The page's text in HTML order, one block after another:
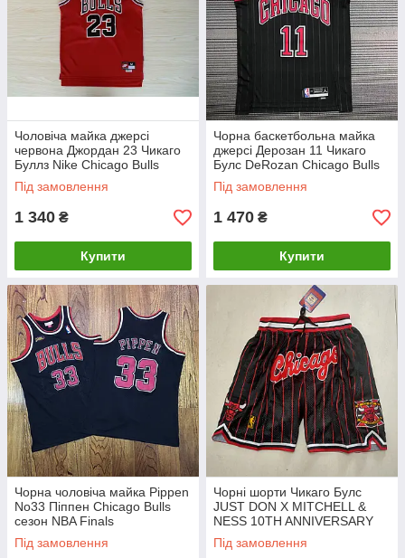
Чоловіча майка джерсі
червона Джордан 23 Чикаго
Буллз Nike Chicago Bulls
Jordan
Під замовлення
1 340 ₴
Купити
Чорна баскетбольна майка
джерсі Дерозан 11 Чикаго
Булс DeRozan Chicago Bulls
Під замовлення
1 470 ₴
Купити
Чорна чоловіча майка Pippen
No33 Піппен Chicago Bulls
сезон NBA Finals
Під замовлення
Чорні шорти Чикаго Булс
JUST DON X MITCHELL &
NESS 10TH ANNIVERSARY
CHICAGO BULLS 1996
SHORTS
Під замовлення